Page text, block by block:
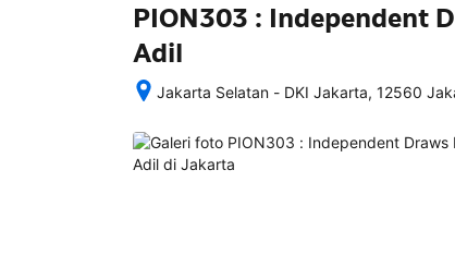
PION303 : Independent
Adil
Jakarta Selatan - DKI Jakarta, 12560
memesan,
semua